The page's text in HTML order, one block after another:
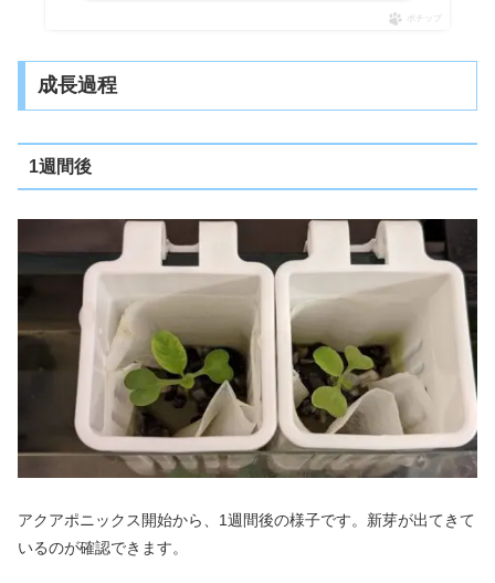
ポチップ
成長過程
1週間後
アクアポニックス開始から、1週間後の様子です。新芽が出てきて
いるのが確認できます。